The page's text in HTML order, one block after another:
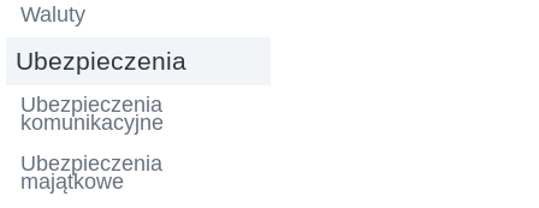
Waluty
Ubezpieczenia
Ubezpieczenia
komunikacyjne
Ubezpieczenia
majątkowe